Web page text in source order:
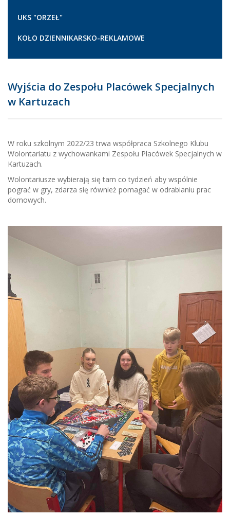
UKS "ORZEŁ"
KOŁO DZIENNIKARSKO-REKLAMOWE
Wyjścia do Zespołu Placówek Specjalnych
w Kartuzach
W roku szkolnym 2022/23 trwa współpraca Szkolnego Klubu
Wolontariatu z wychowankami Zespołu Placówek Specjalnych w
Kartuzach.
Wolontariusze wybierają się tam co tydzień aby wspólnie
pograć w gry, zdarza się również pomagać w odrabianiu prac
domowych.